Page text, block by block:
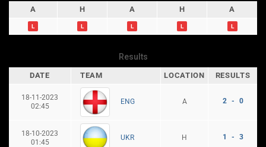
A H A H A
L L L L L
Results
DATE TEAM LOCATION RESULTS
18-11-2023
02:45
ENG A 2 - 0
18-10-2023
01:45
UKR H 1 - 3